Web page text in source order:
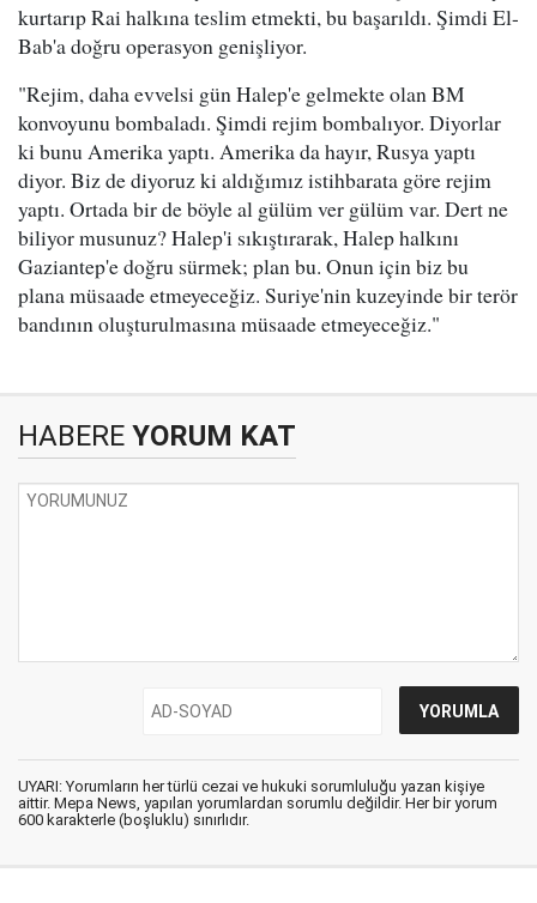
kurtarıp Rai halkına teslim etmekti, bu başarıldı. Şimdi El-
Bab'a doğru operasyon genişliyor.
"Rejim, daha evvelsi gün Halep'e gelmekte olan BM
konvoyunu bombaladı. Şimdi rejim bombalıyor. Diyorlar
ki bunu Amerika yaptı. Amerika da hayır, Rusya yaptı
diyor. Biz de diyoruz ki aldığımız istihbarata göre rejim
yaptı. Ortada bir de böyle al gülüm ver gülüm var. Dert ne
biliyor musunuz? Halep'i sıkıştırarak, Halep halkını
Gaziantep'e doğru sürmek; plan bu. Onun için biz bu
plana müsaade etmeyeceğiz. Suriye'nin kuzeyinde bir terör
bandının oluşturulmasına müsaade etmeyeceğiz."
HABERE YORUM KAT
UYARI: Yorumların her türlü cezai ve hukuki sorumluluğu yazan kişiye
aittir. Mepa News, yapılan yorumlardan sorumlu değildir. Her bir yorum
600 karakterle (boşluklu) sınırlıdır.